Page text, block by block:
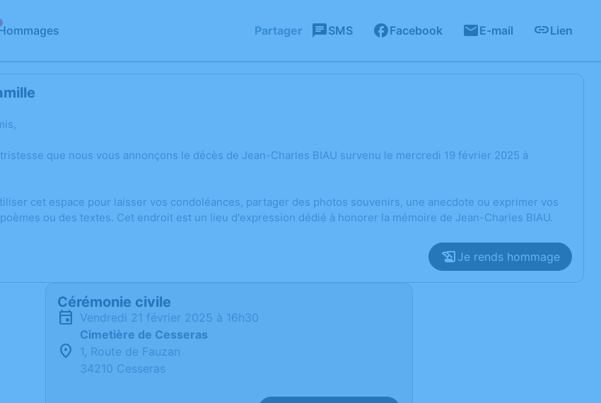
Partager SMS Facebook E-mail Lien
tristesse que nous vous annonçons le décès de Jean-Charles BIAU survenu le mercredi 19 février 2025 à
cet espace pour laisser vos condoléances, partager des photos souvenirs, une anecdote ou exprimer vos
ou des textes. Cet endroit est un lieu d'expression dédié à honorer la mémoire de Jean-Charles BIAU.
Je rends hommage
Cérémonie civile
vendredi 21 février 2025 à 16h30
Cimetière de Cesseras
1, Route de Fauzan
34210 Cesseras